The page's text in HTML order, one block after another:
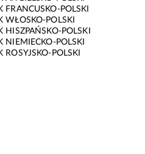
FRANCUSKO-POLSKI
WŁOSKO-POLSKI
HISZPAŃSKO-POLSKI
NIEMIECKO-POLSKI
ROSYJSKO-POLSKI